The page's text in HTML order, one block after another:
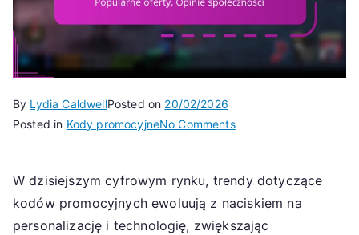
By Lydia CaldwellPosted on 20/02/2026
Posted in Kody promocyjneNo Commentson
promocyjnych:
Kody
promocyjne,
W dzisiejszym cyfrowym rynku, trendy dotyczące
kodów promocyjnych ewoluują z naciskiem na
personalizację i technologię, zwiększając